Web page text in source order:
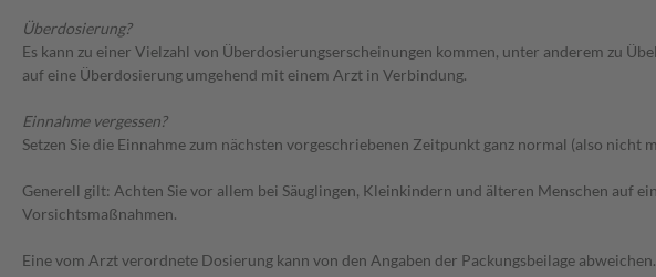
Überdosierung?
Es kann zu einer Vielzahl von Überdosierungserscheinungen kommen, unter anderem zu
auf eine Überdosierung umgehend mit einem Arzt in Verbindung.
Einnahme vergessen?
Setzen Sie die Einnahme zum nächsten vorgeschriebenen Zeitpunkt ganz normal (also nicht
Generell gilt: Achten Sie vor allem bei Säuglingen, Kleinkindern und älteren Menschen auf
Vorsichtsmaßnahmen.
Eine vom Arzt verordnete Dosierung kann von den Angaben der Packungsbeilage